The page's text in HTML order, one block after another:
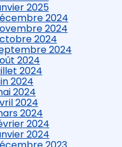
2025
2024
2024
2024
2024
2024
2024
2024
2024
2024
2024
2024
2024